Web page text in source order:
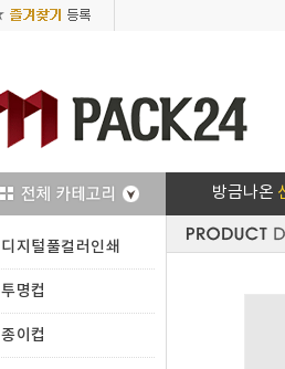
방금나온
디지털풀컬러인쇄
투명컵
종이컵